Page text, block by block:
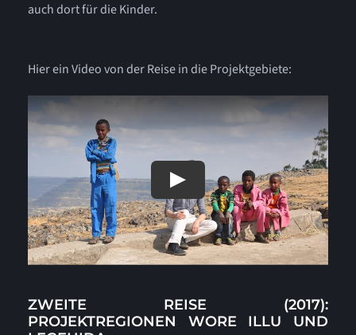
auch dort für die Kinder.
Hier ein Video von der Reise in die Projektgebiete:
ZWEITE REISE (2017):
PROJEKTREGIONEN WORE ILLU UND